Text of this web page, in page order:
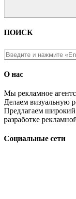
ПОИСК
О нас
Мы рекламное
Делаем визуальную
Предлагаем широкий
разработке
Социальные сети